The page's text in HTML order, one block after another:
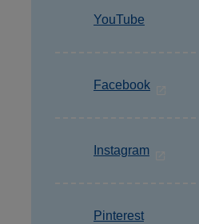
YouTube
Facebook
Instagram
Pinterest